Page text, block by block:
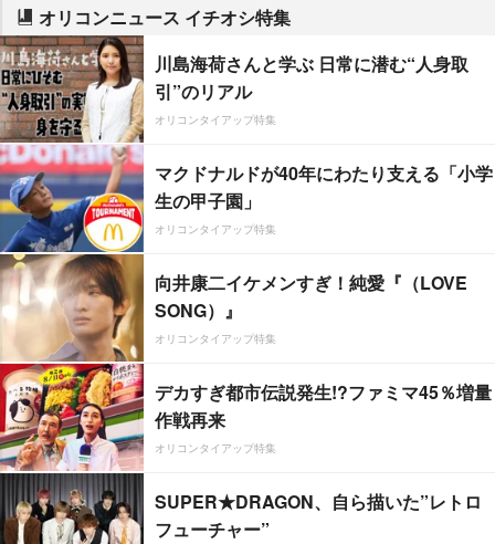
オリコンニュース イチオシ特集
川島海荷さんと学ぶ 日常に潜む“人身取
引”のリアル
オリコンタイアップ特集
マクドナルドが40年にわたり支える「小学
生の甲子園」
オリコンタイアップ特集
向井康二イケメンすぎ！純愛『（LOVE
SONG）』
オリコンタイアップ特集
デカすぎ都市伝説発生!?ファミマ45％増量
作戦再来
オリコンタイアップ特集
SUPER★DRAGON、自ら描いた”レトロ
フューチャー”